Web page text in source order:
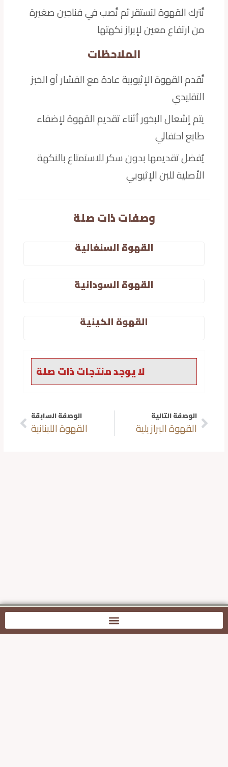
تُترك القهوة لتستقر ثم تُصب في فناجين صغيرة
من ارتفاع معين لإبراز نكهتها
الملاحظات
تُقدم القهوة الإثيوبية عادة مع الفشار أو الخبز
التقليدي
يتم إشعال البخور أثناء تقديم القهوة لإضفاء
طابع احتفالي
يُفضل تقديمها بدون سكر للاستمتاع بالنكهة
الأصلية للبن الإثيوبي
وصفات ذات صلة
القهوة السنغالية
القهوة السودانية
القهوة الكينية
لا يوجد منتجات ذات صلة
Prev
الوصفة السابقة
القهوة اللبنانية
الوصفة التالية
القهوة البرازيلية